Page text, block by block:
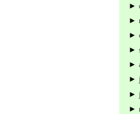
►
►
►
►
►
►
►
►